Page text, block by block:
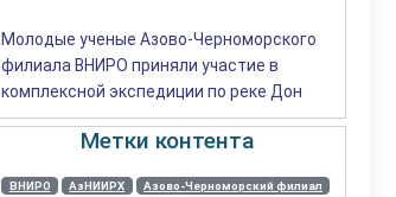
Молодые ученые Азово-Черноморского
филиала ВНИРО приняли участие в
комплексной экспедиции по реке Дон
Метки контента
ВНИРО АзНИИРХ
Азово-Черноморский филиал